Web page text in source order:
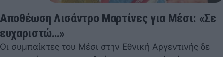
Αποθέωση Λισάντρο Μαρτίνες για Μέσι: «Σε
ευχαριστώ…»
Οι συμπαίκτες του Μέσι στην Εθνική Αργεντινής δε